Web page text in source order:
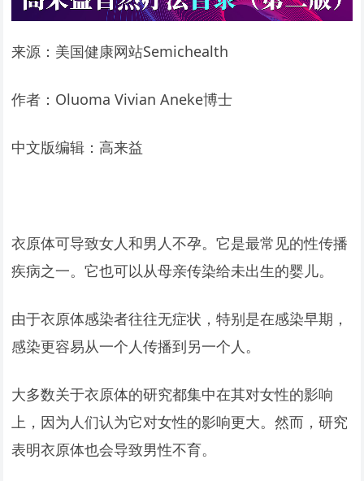
来源：美国健康网站Semichealth
作者：Oluoma Vivian Aneke博士
中文版编辑：高来益
衣原体可导致女人和男人不孕。它是最常见的性传播
疾病之一。它也可以从母亲传染给未出生的婴儿。
由于衣原体感染者往往无症状，特别是在感染早期，
感染更容易从一个人传播到另一个人。
大多数关于衣原体的研究都集中在其对女性的影响
上，因为人们认为它对女性的影响更大。然而，研究
表明衣原体也会导致男性不育。